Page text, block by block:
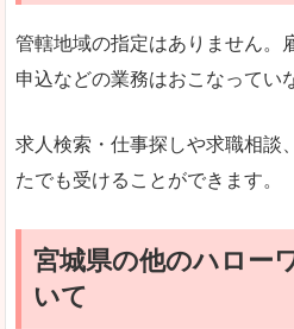
管轄地域の指定はありません。
申込などの業務はおこなってい
求人検索・仕事探しや求職相談
たでも受けることができます。
宮城県の他のハロー
いて